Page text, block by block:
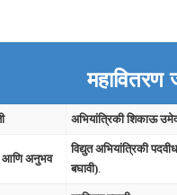
महावितरण
अभियांत्रिकी शिकाऊ
आणि अनुभव
विद्युत अभियांत्रिकी
बघावी).